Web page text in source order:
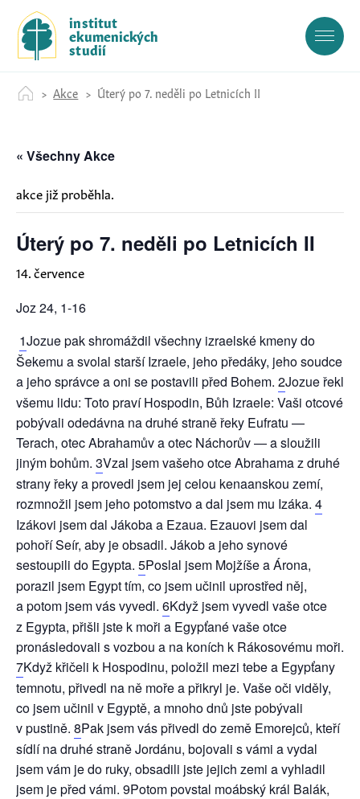
institut
ekumenických
studií
Akce Úterý po 7. neděli po Letnicích II
« Všechny Akce
akce již proběhla.
Úterý po 7. neděli po Letnicích II
14. července
Joz 24, 1-16
1Jozue pak shromáždil všechny izraelské kmeny do
Šekemu a svolal starší Izraele, jeho předáky, jeho soudce
a jeho správce a oni se postavili před Bohem. 2Jozue řekl
všemu lidu: Toto praví Hospodin, Bůh Izraele: Vaši otcové
pobývali odedávna na druhé straně řeky Eufratu —
Terach, otec Abrahamův a otec Náchorův — a sloužili
jiným bohům. 3Vzal jsem vašeho otce Abrahama z druhé
strany řeky a provedl jsem jej celou kenaanskou zemí,
rozmnožil jsem jeho potomstvo a dal jsem mu Izáka. 4
Izákovi jsem dal Jákoba a Ezaua. Ezauovi jsem dal
pohoří Seír, aby je obsadil. Jákob a jeho synové
sestoupili do Egypta. 5Poslal jsem Mojžíše a Árona,
porazil jsem Egypt tím, co jsem učinil uprostřed něj,
a potom jsem vás vyvedl. 6Když jsem vyvedl vaše otce
z Egypta, přišli jste k moři a Egypťané vaše otce
pronásledovali s vozbou a na koních k Rákosovému moři.
7Když křičeli k Hospodinu, položil mezi tebe a Egypťany
temnotu, přivedl na ně moře a přikryl je. Vaše oči viděly,
co jsem učinil v Egyptě, a mnoho dnů jste pobývali
v pustině. 8Pak jsem vás přivedl do země Emorejců, kteří
sídlí na druhé straně Jordánu, bojovali s vámi a vydal
jsem vám je do ruky, obsadili jste jejich zemi a vyhladil
jsem je před vámi. 9Potom povstal moábský král Balák,